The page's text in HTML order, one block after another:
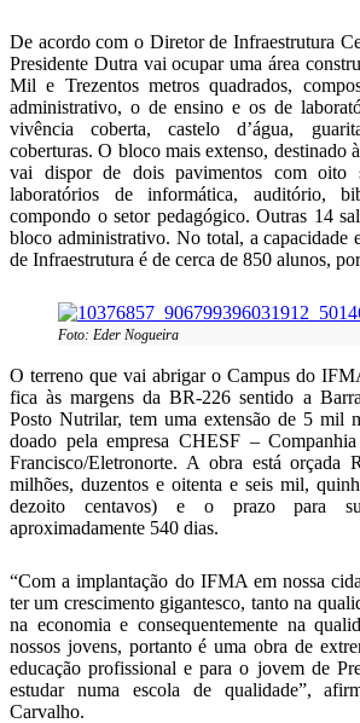
De acordo com o Diretor de Infraestrutura
Presidente Dutra vai ocupar uma área
Mil e Trezentos metros quadrados,
administrativo, o de ensino e os de
vivência coberta, castelo d’água,
coberturas. O bloco mais extenso, destinado
vai dispor de dois pavimentos com oito
laboratórios de informática, auditório,
compondo o setor pedagógico. Outras 14
bloco administrativo. No total, a capacidade
de Infraestrutura é de cerca de 850 alunos,
Foto: Eder Nogueira
O terreno que vai abrigar o Campus do
fica às margens da BR-226 sentido a
Posto Nutrilar, tem uma extensão de 5 mil
doado pela empresa CHESF –
Francisco/Eletronorte. A obra está orçada
milhões, duzentos e oitenta e seis mil,
dezoito centavos) e o prazo para
aproximadamente 540 dias.
“Com a implantação do IFMA em nossa
ter um crescimento gigantesco, tanto na
na economia e consequentemente na
nossos jovens, portanto é uma obra de
educação profissional e para o jovem de
estudar numa escola de qualidade”,
Carvalho.